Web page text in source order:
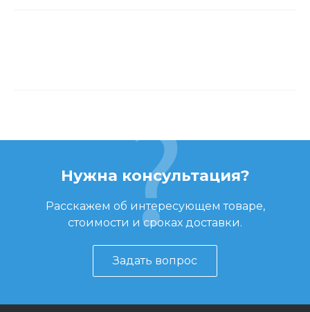
Нужна консультация?
Расскажем об интересующем товаре,
стоимости и сроках доставки.
Задать вопрос